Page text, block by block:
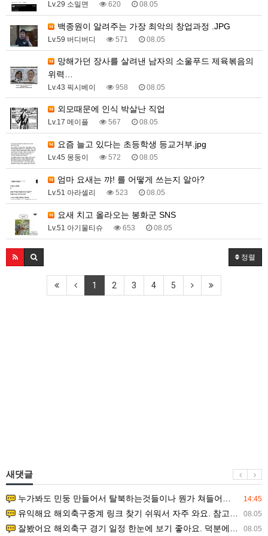
Lv.29 소밀면 620 08.05
백종원이 알려주는 가장 최악의 창업과정 .JPG
Lv.59 버디버디 571 08.05
위력…
Lv.43 픽시베이 958 08.05
외모때문에 인식 박살난 직업
Lv.17 메이플 567 08.05
요즘 늘고 있다는 초등학생 등교거부.jpg
Lv.45 몽둥이 572 08.05
엄마 요새는 꺄! 를 어떻게 쓰는지 알아?
Lv.51 아라셀리 523 08.05
요새 치고 올라오는 봉화군 SNS
Lv.51 아기물티슈 653 08.05
정렬
1 2 3 4 5
새댓글
14:45
누가봐도 민둥 만들어서 탈북하는것들이나 뭔가 쳐들어오는 낌새를 미리 알아차리기 위함이지 저걸 전쟁준비라고 하…
08.05
유익해요 해외축구중계 링크 찾기 쉬워서 자주 와요. 참고로 무료스포츠중계 정보 확인할 때 출처 꼭 체크해요.…
08.05
잘봤어요 해외축구 경기 일정 한눈에 보기 좋아요. 덕분에 epl중계 볼 때 공식 중계 채널 먼저 찾아봐요. …